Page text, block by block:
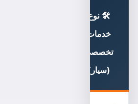
🛠 نوع
خدمات
تخصصی
(سیار)